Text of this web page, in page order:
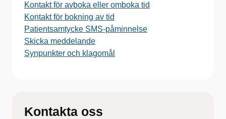
Kontakt för avboka eller omboka tid
Kontakt för bokning av tid
Patientsamtycke SMS-påminnelse
Skicka meddelande
Synpunkter och klagomål
Kontakta oss